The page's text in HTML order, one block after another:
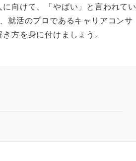
向けて、「やばい」と言われてい
就活のプロであるキャリアコンサ
方を身に付けましょう。